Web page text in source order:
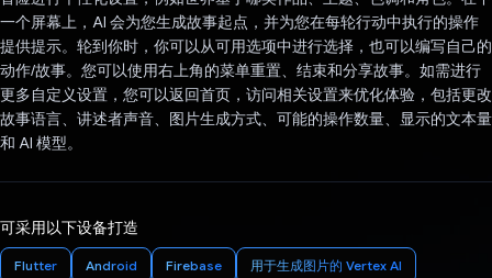
一个屏幕上，AI 会为您生成故事起点，并为您在每轮行动中执行的操作
提供提示。轮到你时，你可以从可用选项中进行选择，也可以编写自己的
动作/故事。您可以使用右上角的菜单重置、结束和分享故事。如需进行
更多自定义设置，您可以返回首页，访问相关设置来优化体验，包括更改
故事语言、讲述者声音、图片生成方式、可能的操作数量、显示的文本量
和 AI 模型。
可采用以下设备打造
Flutter Android Firebase 用于生成图片的 Vertex AI